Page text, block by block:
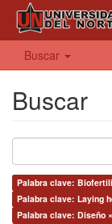
Buscar
Buscar
Palabra clave:
Palabra clave: Laying
Palabra clave: Diseño ×